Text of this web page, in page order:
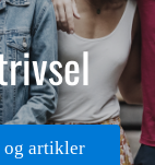
og artikler